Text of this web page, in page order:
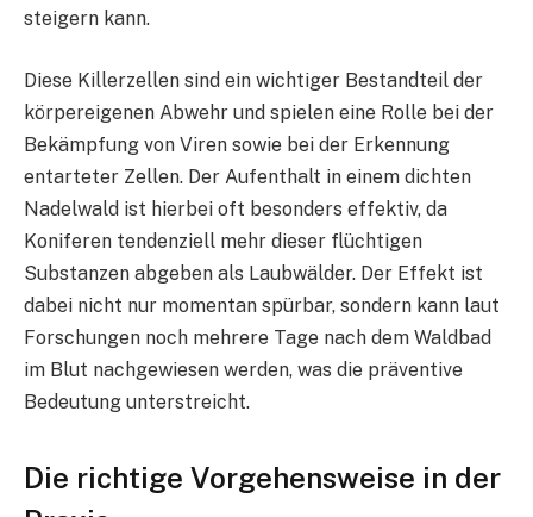
steigern kann.
Diese Killerzellen sind ein wichtiger Bestandteil der
körpereigenen Abwehr und spielen eine Rolle bei der
Bekämpfung von Viren sowie bei der Erkennung
entarteter Zellen. Der Aufenthalt in einem dichten
Nadelwald ist hierbei oft besonders effektiv, da
Koniferen tendenziell mehr dieser flüchtigen
Substanzen abgeben als Laubwälder. Der Effekt ist
dabei nicht nur momentan spürbar, sondern kann laut
Forschungen noch mehrere Tage nach dem Waldbad
im Blut nachgewiesen werden, was die präventive
Bedeutung unterstreicht.
Die richtige Vorgehensweise in der